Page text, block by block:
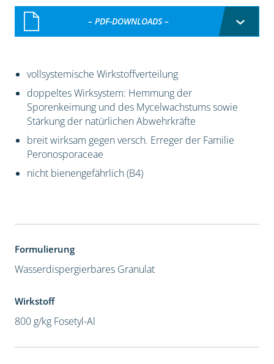
– PDF-DOWNLOADS –
vollsystemische Wirkstoffverteilung
doppeltes Wirksystem: Hemmung der
Sporenkeimung und des Mycelwachstums sowie
Stärkung der natürlichen Abwehrkräfte
breit wirksam gegen versch. Erreger der Familie
Peronosporaceae
nicht bienengefährlich (B4)
Formulierung
Wasserdispergierbares Granulat
Wirkstoff
800 g/kg Fosetyl-Al